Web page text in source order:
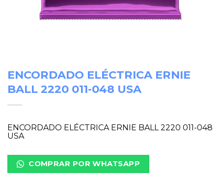
ENCORDADO ELÉCTRICA ERNIE
BALL 2220 011-048 USA
ENCORDADO ELÉCTRICA ERNIE BALL 2220 011-048
USA
COMPRAR POR WHATSAPP